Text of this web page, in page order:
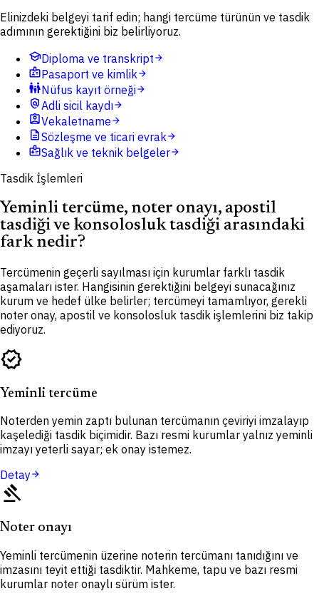
Elinizdeki belgeyi tarif edin; hangi tercüme türünün ve tasdik
adımının gerektiğini biz belirliyoruz.
schoolDiploma ve transkriptarrow_forward
badgePasaport ve kimlikarrow_forward
family_restroomNüfus kayıt örneğiarrow_forward
policyAdli sicil kaydıarrow_forward
assignment_indVekaletnamearrow_forward
descriptionSözleşme ve ticari evrakarrow_forward
medical_informationSağlık ve teknik belgelerarrow_forward
Tasdik İşlemleri
Yeminli tercüme, noter onayı, apostil
tasdiği ve konsolosluk tasdiği arasındaki
fark nedir?
Tercümenin geçerli sayılması için kurumlar farklı tasdik
aşamaları ister. Hangisinin gerektiğini belgeyi sunacağınız
kurum ve hedef ülke belirler; tercümeyi tamamlıyor, gerekli
noter onay, apostil ve konsolosluk tasdik işlemlerini biz takip
ediyoruz.
verified
Yeminli tercüme
Noterden yemin zaptı bulunan tercümanın çeviriyi imzalayıp
kaşelediği tasdik biçimidir. Bazı resmi kurumlar yalnız yeminli
imzayı yeterli sayar; ek onay istemez.
Detayarrow_forward
gavel
Noter onayı
Yeminli tercümenin üzerine noterin tercümanı tanıdığını ve
imzasını teyit ettiği tasdiktir. Mahkeme, tapu ve bazı resmi
kurumlar noter onaylı sürüm ister.